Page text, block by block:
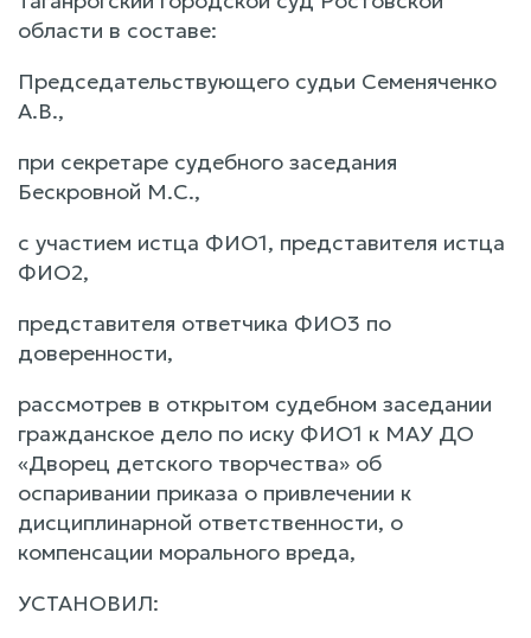
области в составе:
Председательствующего судьи Семеняченко
А.В.,
при секретаре судебного заседания
Бескровной М.С.,
с участием истца ФИО1, представителя истца
ФИО2,
представителя ответчика ФИО3 по
доверенности,
рассмотрев в открытом судебном заседании
гражданское дело по иску ФИО1 к МАУ ДО
«Дворец детского творчества» об
оспаривании приказа о привлечении к
дисциплинарной ответственности, о
компенсации морального вреда,
УСТАНОВИЛ: